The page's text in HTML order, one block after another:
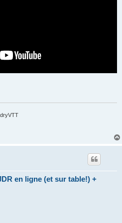
en ligne (et sur table!) +